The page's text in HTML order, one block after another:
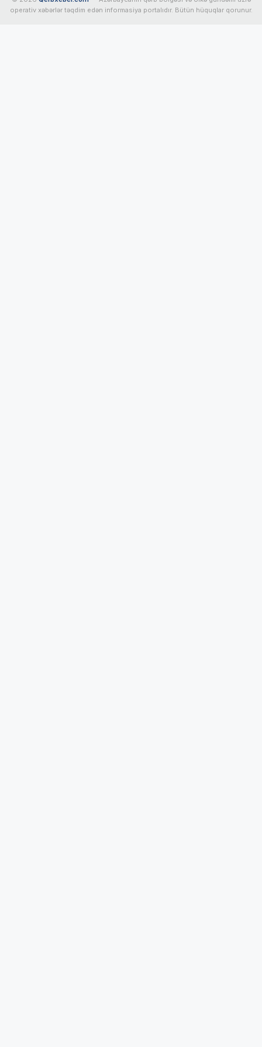
operativ xəbərlər təqdim edən informasiya portalıdır. Bütün hüquqlar qorunur.